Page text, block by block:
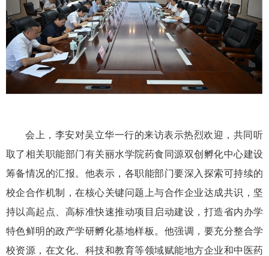
会上，李安对吴立华一行的来访表示热烈欢迎，共同听
取了相关职能部门有关丽水学院药食同源双创孵化中心建设
筹备情况的汇报。他表示，各职能部门要深入探索可持续的
校企合作机制，在核心关键问题上与合作企业达成共识，坚
持以高起点、高标准快速推动项目启动建设，打造省内办学
特色鲜明的政产学研孵化基地样板。他强调，要充分整合学
校资源，在文化、科技和教育等领域赋能地方企业和中医药